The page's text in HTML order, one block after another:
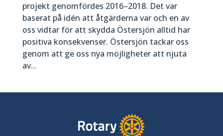
projekt genomfördes 2016–2018. Det var
baserat på idén att åtgärderna var och en av
oss vidtar för att skydda Östersjön alltid har
positiva konsekvenser. Östersjön tackar oss
genom att ge oss nya möjligheter att njuta
av...